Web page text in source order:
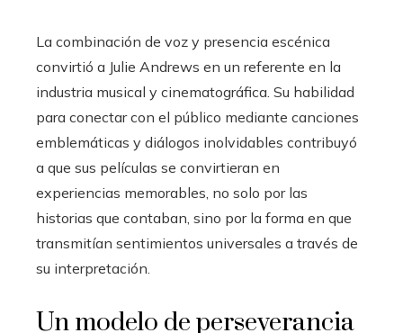
La combinación de voz y presencia escénica
convirtió a Julie Andrews en un referente en la
industria musical y cinematográfica. Su habilidad
para conectar con el público mediante canciones
emblemáticas y diálogos inolvidables contribuyó
a que sus películas se convirtieran en
experiencias memorables, no solo por las
historias que contaban, sino por la forma en que
transmitían sentimientos universales a través de
su interpretación.
Un modelo de perseverancia